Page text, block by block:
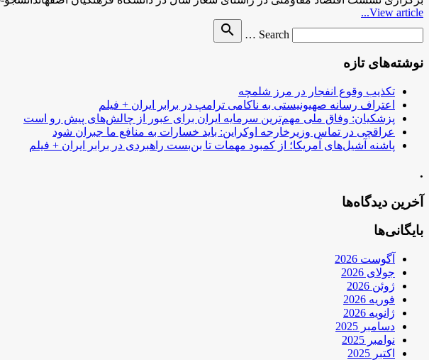
View article...
Search …
search
نوشته‌های تازه
تکذیب وقوع انفجار در مرز شلمچه
اعتراف رسانه صهیونیستی به ناکامی ترامپ در برابر ایران + فیلم
پزشکیان: وفاق ملی مهم‌ترین سرمایه ایران برای عبور از چالش‌های پیش رو است
عراقچی در تماس وزیرخارجه اوکراین: باید خسارات به منافع ما جبران شود
پاشنه آشیل‌های آمریکا؛ از کمبود مهمات تا بن‌بست راهبردی در برابر ایران + فیلم
.
آخرین دیدگاه‌ها
بایگانی‌ها
آگوست 2026
جولای 2026
ژوئن 2026
فوریه 2026
ژانویه 2026
دسامبر 2025
نوامبر 2025
اکتبر 2025